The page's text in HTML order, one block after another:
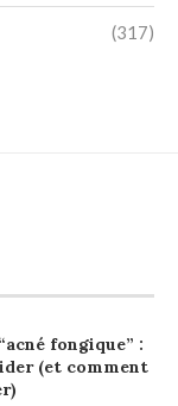
(317)
fongique” :
(et comment